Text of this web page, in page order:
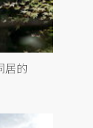
居的